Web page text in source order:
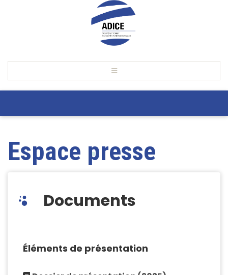
Espace presse
Documents
Éléments de présentation